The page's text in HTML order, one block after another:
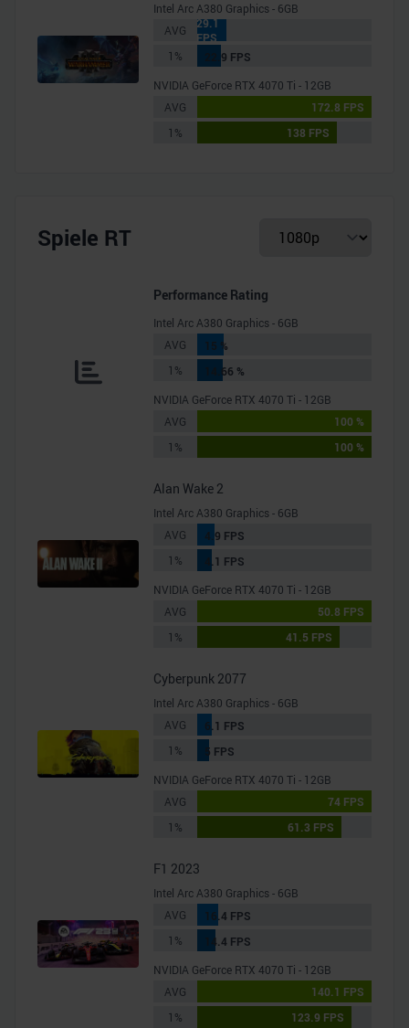
Intel Arc A380 Graphics - 6GB
AVG
29.1
FPS
1%
22.9 FPS
NVIDIA GeForce RTX 4070 Ti - 12GB
AVG
172.8 FPS
1%
138 FPS
Spiele RT
Performance Rating
Intel Arc A380 Graphics - 6GB
AVG
15 %
1%
14.66 %
NVIDIA GeForce RTX 4070 Ti - 12GB
AVG
100 %
1%
100 %
Alan Wake 2
Intel Arc A380 Graphics - 6GB
AVG
4.9 FPS
1%
4.1 FPS
NVIDIA GeForce RTX 4070 Ti - 12GB
AVG
50.8 FPS
1%
41.5 FPS
Cyberpunk 2077
Intel Arc A380 Graphics - 6GB
AVG
6.1 FPS
1%
5 FPS
NVIDIA GeForce RTX 4070 Ti - 12GB
AVG
74 FPS
1%
61.3 FPS
F1 2023
Intel Arc A380 Graphics - 6GB
AVG
16.4 FPS
1%
14.4 FPS
NVIDIA GeForce RTX 4070 Ti - 12GB
AVG
140.1 FPS
1%
123.9 FPS